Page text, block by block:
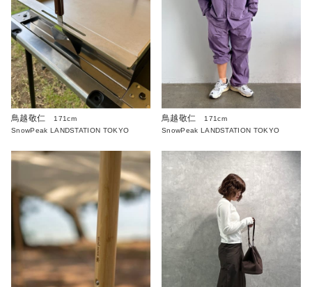
鳥越敬仁
171cm
SnowPeak LANDSTATION TOKYO
鳥越敬仁
171cm
SnowPeak LANDSTATION TOKYO